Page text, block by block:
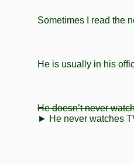
Sometimes I read the
He is usually in his
He doesn’t never
► He never watches